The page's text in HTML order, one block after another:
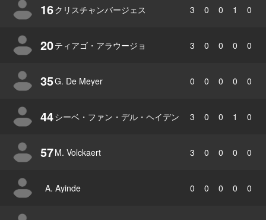
16クリスチャンバージェス 3 0 0 1 0
20ティアゴ・アラウージョ 3 0 0 0 0
35G. De Meyer 0 0 0 0 0
44シーベ・ファン・デル・ヘイデン 3 0 0 1 0
57M. Volckaert 3 0 0 0 0
A. Ayinde 0 0 0 0 0